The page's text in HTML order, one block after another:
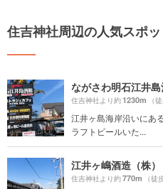
住吉神社周辺の人気スポッ
ながさわ明石江井
住吉神社より約1230m （
江井ヶ島海岸沿いにあ
ラフトビールいた...
江井ヶ嶋酒造（株）
住吉神社より約770m （徒